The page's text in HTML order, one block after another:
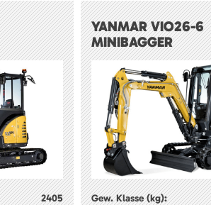
2405
YANMAR VIO26-6
MINIBAGGER
Gew. Klasse (kg):